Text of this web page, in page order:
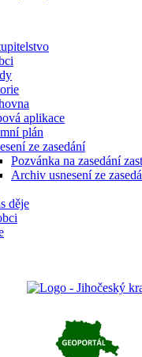
aplikace
plán
ze zasedání
Pozvánka na zasedání
Archiv usnesení ze
děje